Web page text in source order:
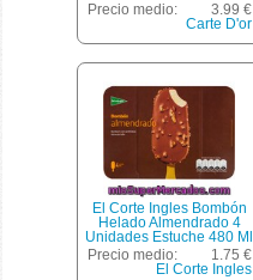
Precio medio:
3.99 €
Carte D'or
El Corte Ingles Bombón
Helado Almendrado 4
Unidades Estuche 480 Ml
Precio medio:
1.75 €
El Corte Ingles